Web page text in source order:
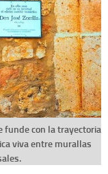
funde con la trayectoria
viva entre murallas